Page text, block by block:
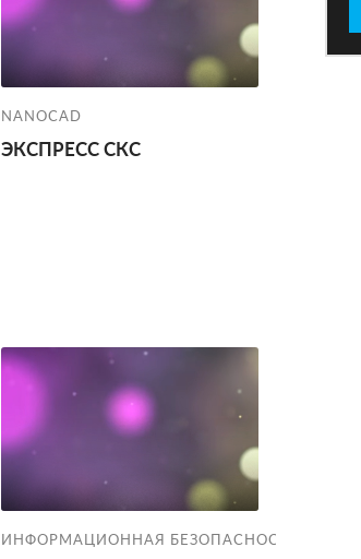
NANOCAD
ЭКСПРЕСС СКС
ИНФОРМАЦИОННАЯ БЕЗОПАСНОСТЬ